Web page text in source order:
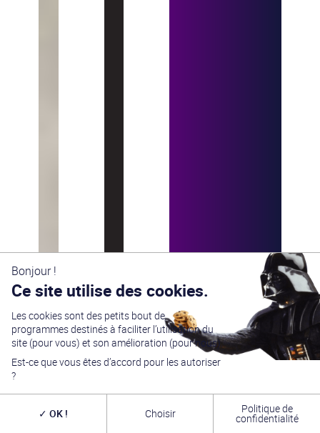
Bonjour !
Ce site utilise des cookies.
Les cookies sont des petits bout de
programmes destinés à faciliter l’utilisation du
site (pour vous) et son amélioration (pour nous).
Est-ce que vous êtes d’accord pour les autoriser
?
OK ! Choisir Politique de
confidentialité